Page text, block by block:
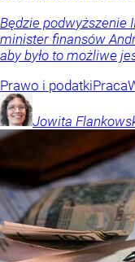
Będzie podwyższenie
minister finansów
aby było to możliwe
Prawo i podatkiPraca
Jowita